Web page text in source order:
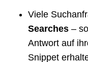
Viele
Searches –
Antwort auf
Snippet